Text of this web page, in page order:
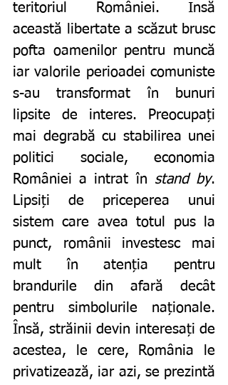
teritoriul României. Însă
această libertate a scăzut brusc
pofta oamenilor pentru muncă
iar valorile perioadei comuniste
s-au transformat în bunuri
lipsite de interes. Preocupați
mai degrabă cu stabilirea unei
politici sociale, economia
României a intrat în stand by.
Lipsiți de priceperea unui
sistem care avea totul pus la
punct, românii investesc mai
mult în atenția pentru
brandurile din afară decât
pentru simbolurile naționale.
Însă, străinii devin interesați de
acestea, le cere, România le
privatizează, iar azi, se prezintă